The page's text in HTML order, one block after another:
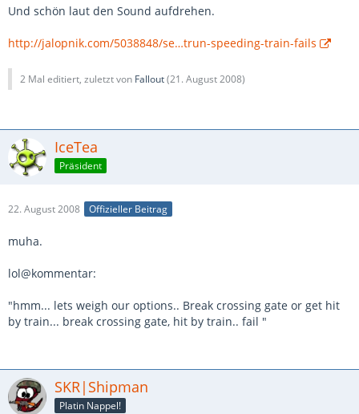
Und schön laut den Sound aufdrehen.
http://jalopnik.com/5038848/se…trun-speeding-train-fails
2 Mal editiert, zuletzt von Fallout(21. August 2008)
IceTea
Präsident
22. August 2008 Offizieller Beitrag
muha.
lol@kommentar:
"hmm... lets weigh our options.. Break crossing gate or get hit
by train... break crossing gate, hit by train.. fail "
SKR|Shipman
Platin Nappel!